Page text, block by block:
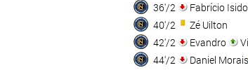
36'/2
Fabrício
40'/2
Zé Uilton
42'/2
Evandro
44'/2
Daniel Morais